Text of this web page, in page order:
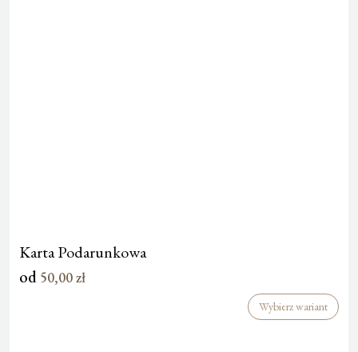
Karta Podarunkowa
od 50,00zł
Wybierz wariant